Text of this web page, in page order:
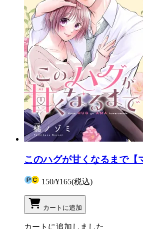
このハグが甘くなるまで【
150/¥165(税込)
カートに追加
カートに追加しました